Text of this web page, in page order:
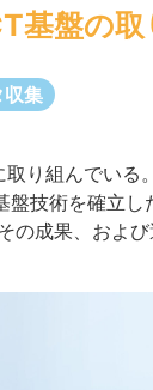
基盤の取
収集
取り組んでい
技術を確立
成果、およ